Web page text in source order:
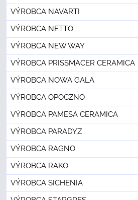
VÝROBCA NAVARTI
VÝROBCA NETTO
VÝROBCA NEW WAY
VÝROBCA PRISSMACER CERAMICA
VÝROBCA NOWA GALA
VÝROBCA OPOCZNO
VÝROBCA PAMESA CERAMICA
VÝROBCA PARADYZ
VÝROBCA RAGNO
VÝROBCA RAKO
VÝROBCA SICHENIA